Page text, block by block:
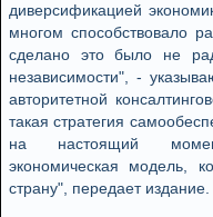
диверсификацией
многом способствовало
сделано это было не
независимости", -
авторитетной
такая стратегия
на настоящий момент
экономическая модель,
страну", передает издание.